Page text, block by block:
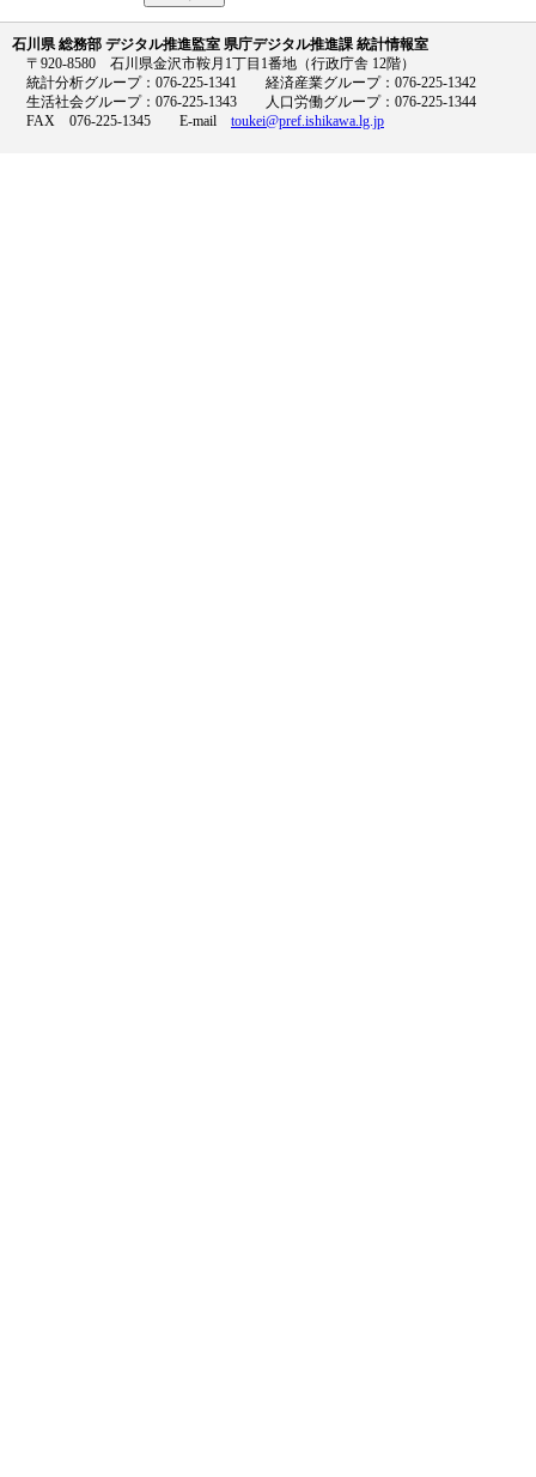
石川県 総務部 デジタル推進監室 県庁デジタル推進課 統計情報室
〒920-8580 石川県金沢市鞍月1丁目1番地（行政庁舎 12階）
統計分析グループ：076-225-1341 経済産業グループ：076-225-1342
生活社会グループ：076-225-1343 人口労働グループ：076-225-1344
FAX 076-225-1345 E-mail toukei@pref.ishikawa.lg.jp